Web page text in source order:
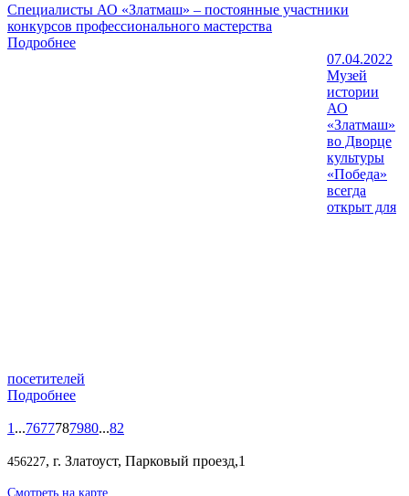
Специалисты АО «Златмаш» – постоянные участники
конкурсов профессионального мастерства
Подробнее
07.04.2022
Музей
истории
АО
«Златмаш»
во Дворце
культуры
«Победа»
всегда
открыт для
посетителей
Подробнее
1 ...7677787980...82
456227, г. Златоуст, Парковый проезд,1
Смотреть на карте